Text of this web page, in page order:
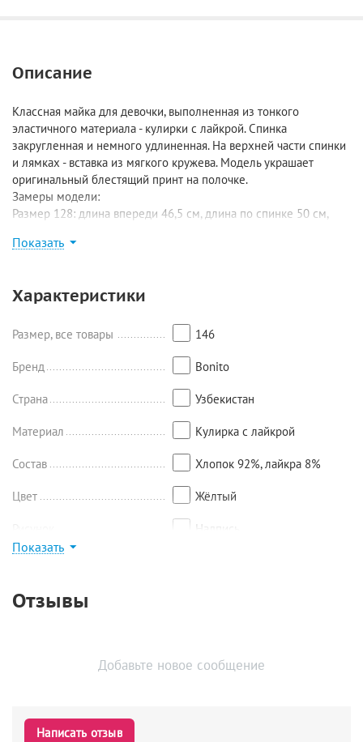
Описание
Классная майка для девочки, выполненная из тонкого
эластичного материала - кулирки с лайкрой. Спинка
закругленная и немного удлиненная. На верхней части спинки
и лямках - вставка из мягкого кружева. Модель украшает
оригинальный блестящий принт на полочке.
Замеры модели:
Размер 128: длина впереди 46,5 см, длина по спинке 50 см,
Размер 134: длина впереди 48 см, длина по спинке 51 см,
ширина 38,5 см;
ширина 40 см;
ширина 42 см.
Показать
Характеристики
Размер, все товары 146
Бренд Bonito
Страна Узбекистан
Материал Кулирка с лайкрой
Состав Хлопок 92%, лайкра 8%
Цвет Жёлтый
Надпись
Показать
Отзывы
Добавьте новое сообщение
Написать отзыв